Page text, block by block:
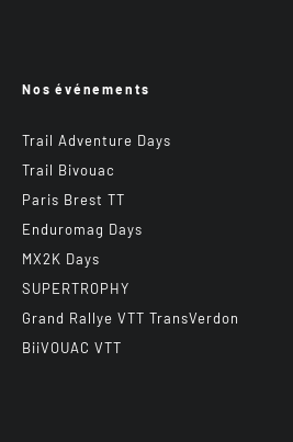
Nos événements
Trail Adventure Days
Trail Bivouac
Paris Brest TT
Enduromag Days
MX2K Days
SUPERTROPHY
Grand Rallye VTT TransVerdon
BiiVOUAC VTT